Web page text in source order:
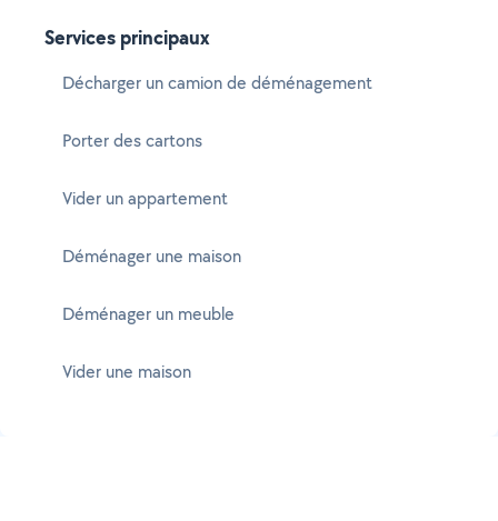
Services principaux
Décharger un camion de déménagement
Porter des cartons
Vider un appartement
Déménager une maison
Déménager un meuble
Vider une maison